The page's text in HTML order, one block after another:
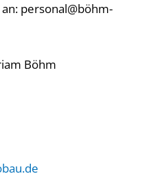
personal@böhm-
Böhm